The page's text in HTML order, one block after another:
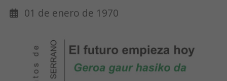
01 de enero de 1970